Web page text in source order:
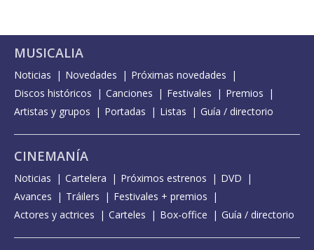
MUSICALIA
Noticias Novedades
Próximas novedades
Discos históricos
Canciones Festivales
Premios
Artistas y grupos
Portadas Listas Guía / directorio
CINEMANÍA
Noticias Cartelera Próximos estrenos
DVD
Avances
Tráilers
Festivales + premios
Actores y actrices
Carteles Box-office Guía / directorio